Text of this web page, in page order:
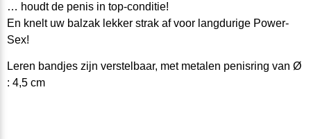
… houdt de penis in top-conditie!
En knelt uw balzak lekker strak af voor langdurige Power-
Sex!
Leren bandjes zijn verstelbaar, met metalen penisring van Ø
: 4,5 cm